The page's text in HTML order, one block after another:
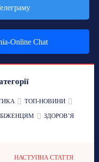
Online Chat
ТОП-НОВИНИ
ЗДОРОВʼЯ
НАСТУПНА СТАТТЯ